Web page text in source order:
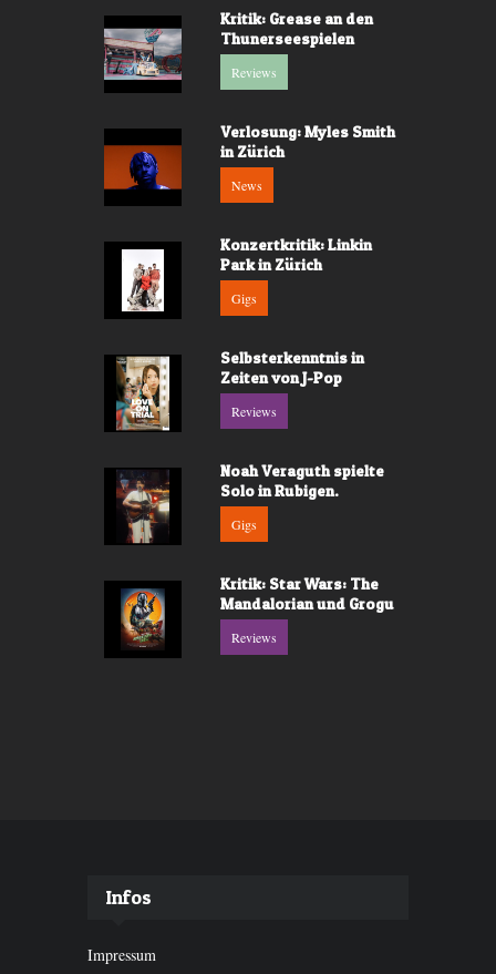
Kritik: Grease an den
Thunerseespielen
Reviews
Verlosung: Myles Smith
in Zürich
News
Konzertkritik: Linkin
Park in Zürich
Gigs
Selbsterkenntnis in
Zeiten von J-Pop
Reviews
Noah Veraguth spielte
Solo in Rubigen.
Gigs
Kritik: Star Wars: The
Mandalorian und Grogu
Reviews
Infos
Impressum